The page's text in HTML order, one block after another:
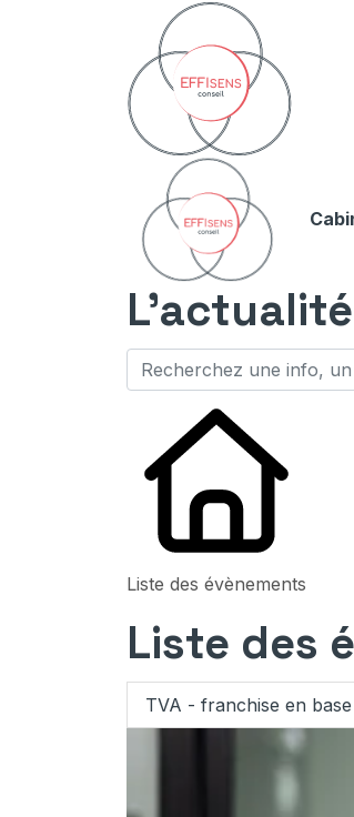
Liste des évènements
Liste des
TVA - franchise en base